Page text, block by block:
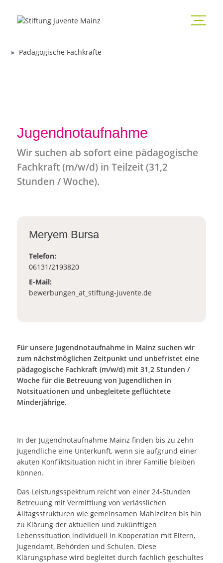
Pädagogische Fachkräfte
Jugendnotaufnahme
Wir suchen ab sofort eine pädagogische
Fachkraft (m/w/d) in Teilzeit (31,2
Stunden / Woche).
Meryem Bursa
Telefon:
06131/2193820
E-Mail:
bewerbungen _at_ stiftung-juvente.de
Für unsere Jugendnotaufnahme in Mainz suchen wir
zum nächstmöglichen Zeitpunkt und unbefristet eine
pädagogische Fachkraft (m/w/d) mit 31,2 Stunden /
Woche für die Betreuung von Jugendlichen in
Notsituationen und unbegleitete geflüchtete
Minderjährige.
In der Jugendnotaufnahme Mainz finden bis zu zehn
Jugendliche eine Unterkunft, wenn sie aufgrund einer
akuten Konfliktsituation nicht in ihrer Familie bleiben
können.
Das Leistungsspektrum reicht von einer 24-Stunden
Betreuung mit Vermittlung von verlässlichen
Alltagsstrukturen wie gemeinsamen Mahlzeiten bis hin
zu Klärung der aktuellen und zukünftigen
Lebenssituation individuell in Kooperation mit Eltern,
Jugendamt, Behörden und Schulen. Diese
Klärungsphase wird begleitet durch fachlich geschultes